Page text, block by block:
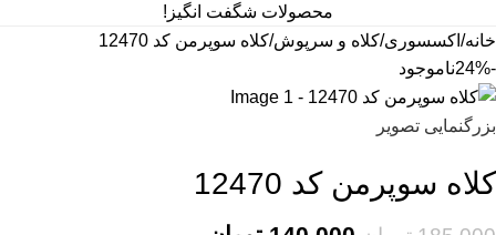
محصولات شگفت انگیز!
خانه اکسسوری کلاه و سرپوش کلاه سوپرمن کد 12470
-24%
ناموجود
بزرگنمایی تصویر
کلاه سوپرمن کد 12470